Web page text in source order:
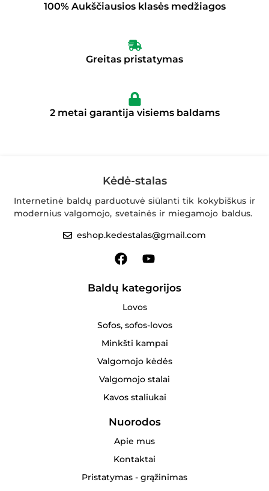
100% Aukščiausios klasės medžiagos
Greitas pristatymas
2 metai garantija visiems baldams
Kėdė-stalas
Internetinė baldų parduotuvė siūlanti tik kokybiškus ir
modernius valgomojo, svetainės ir miegamojo baldus.
eshop.kedestalas@gmail.com
Baldų kategorijos
Lovos
Sofos, sofos-lovos
Minkšti kampai
Valgomojo kėdės
Valgomojo stalai
Kavos staliukai
Nuorodos
Apie mus
Kontaktai
Pristatymas - grąžinimas